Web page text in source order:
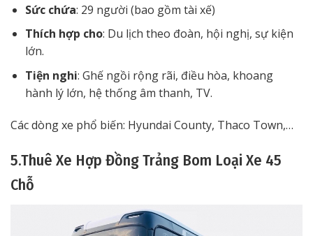
Sức chứa: 29 người (bao gồm tài xế)
Thích hợp cho: Du lịch theo đoàn, hội nghị, sự kiện
lớn.
Tiện nghi: Ghế ngồi rộng rãi, điều hòa, khoang
hành lý lớn, hệ thống âm thanh, TV.
Các dòng xe phổ biến: Hyundai County, Thaco Town,…
5.Thuê Xe Hợp Đồng Trảng Bom Loại Xe 45
Chỗ